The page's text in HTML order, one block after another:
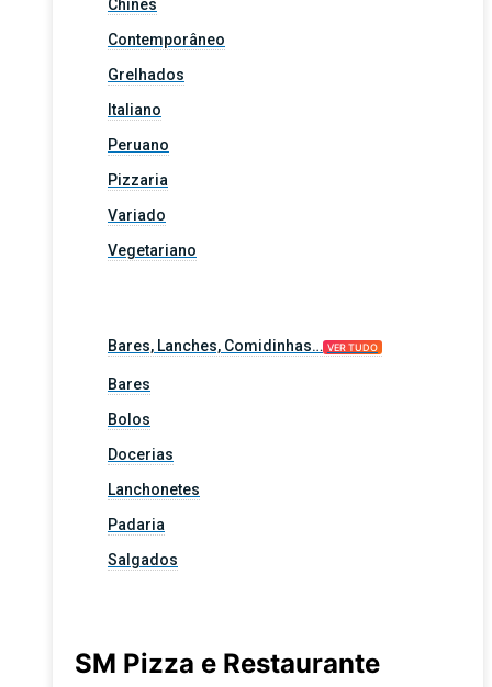
Chinês
Contemporâneo
Grelhados
Italiano
Peruano
Pizzaria
Variado
Vegetariano
Bares, Lanches, Comidinhas… VER TUDO
Bares
Bolos
Docerias
Lanchonetes
Padaria
Salgados
SM Pizza e Restaurante